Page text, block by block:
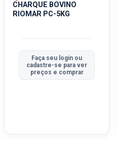
CHARQUE BOVINO
RIOMAR PC-5KG
Faça seu login ou
cadastre-se para ver
preços e comprar